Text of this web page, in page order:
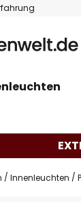
Innenleuchten